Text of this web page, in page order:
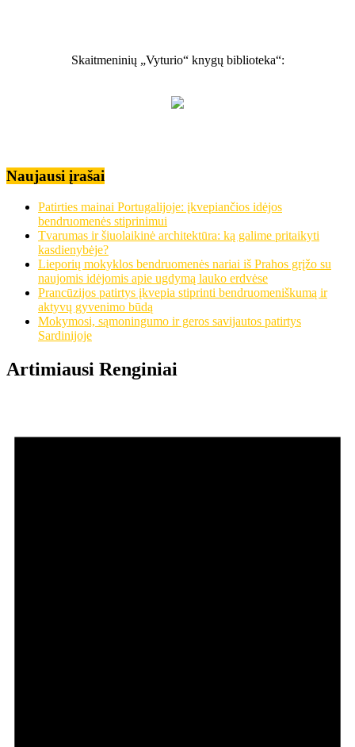
Skaitmeninių „Vyturio“ knygų biblioteka“:
Naujausi įrašai
Patirties mainai Portugalijoje: įkvepiančios idėjos
bendruomenės stiprinimui
Tvarumas ir šiuolaikinė architektūra: ką galime pritaikyti
kasdienybėje?
Lieporių mokyklos bendruomenės nariai iš Prahos grįžo su
naujomis idėjomis apie ugdymą lauko erdvėse
Prancūzijos patirtys įkvepia stiprinti bendruomeniškumą ir
aktyvų gyvenimo būdą
Mokymosi, sąmoningumo ir geros savijautos patirtys
Sardinijoje
Artimiausi Renginiai